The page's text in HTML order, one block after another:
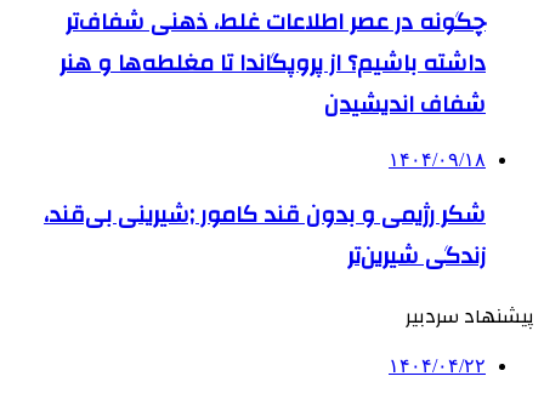
چگونه در عصر اطلاعات غلط، ذهنی شفاف‌تر
داشته باشیم؟ از پروپگاندا تا مغلطه‌ها و هنر
شفاف اندیشیدن
۱۴۰۴/۰۹/۱۸
شکر رژیمی و بدون قند کامور ;شیرینی بی‌قند،
زندگی شیرین‌تر
پیشنهاد سردبیر
۱۴۰۴/۰۴/۲۲